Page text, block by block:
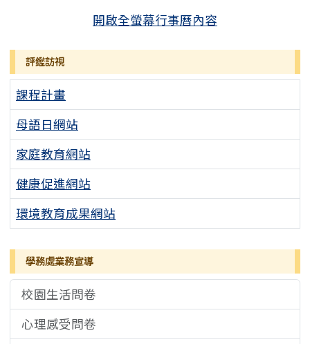
開啟全螢幕行事曆內容
評鑑訪視
課程計畫
母語日網站
家庭教育網站
健康促進網站
環境教育成果網站
學務處業務宣導
校園生活問卷
心理感受問卷